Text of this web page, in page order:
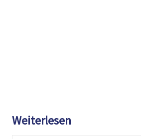
Weiterlesen